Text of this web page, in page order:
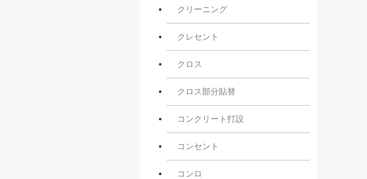
クリーニング
クレセント
クロス
クロス部分貼替
コンクリート打設
コンセント
コンロ